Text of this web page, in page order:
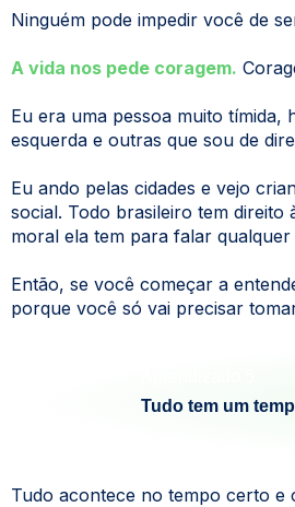
Ninguém pode impedir você de
A vida nos pede coragem.
Eu era uma pessoa muito
esquerda e outras que sou de
Eu ando pelas cidades e vejo
social. Todo brasileiro tem direito
moral ela tem para falar qualquer
Então, se você começar a
porque você só vai precisar
Tudo tem um
Tudo acontece no tempo certo e